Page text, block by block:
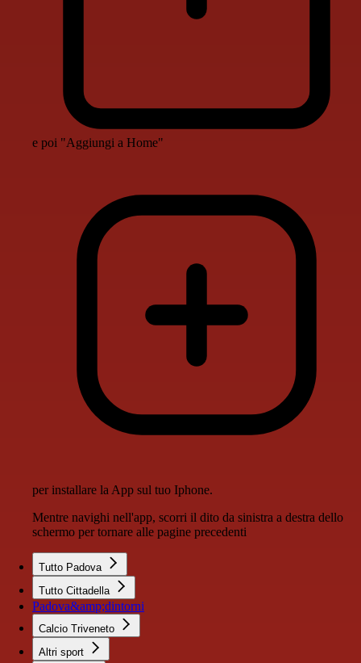
e poi "Aggiungi a Home"
per installare la App sul tuo Iphone.
Mentre navighi nell'app, scorri il dito da sinistra a destra dello
schermo per tornare alle pagine precedenti
Tutto Padova
Tutto Cittadella
Padova&amp;dintorni
Calcio Triveneto
Altri sport